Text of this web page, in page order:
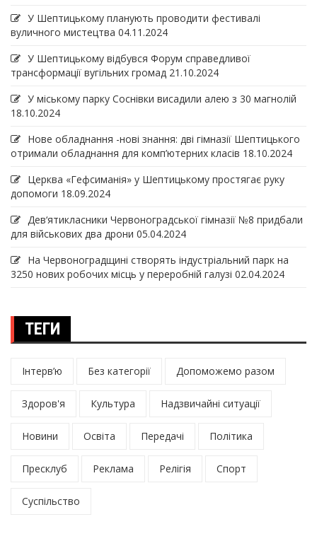
У Шептицькому планують проводити фестивалі
вуличного мистецтва 04.11.2024
У Шептицькому відбувся Форум справедливої
трансформації вугільних громад 21.10.2024
У міському парку Соснівки висадили алею з 30 магнолій
18.10.2024
Нове обладнання -нові знання: дві гімназії Шептицького
отримали обладнання для комп’ютерних класів 18.10.2024
Церква «Гефсиманія» у Шептицькому простягає руку
допомоги 18.09.2024
Дев‘ятикласники Червоноградської гімназії №8 придбали
для військових два дрони 05.04.2024
На Червоноградщині створять індустріальний парк на
3250 нових робочих місць у переробній галузі 02.04.2024
ТЕГИ
Інтерв’ю Без категорії Допоможемо разом
Здоров'я Культура Надзвичайні ситуації
Новини Освіта Передачі Політика
Пресклуб Реклама Релігія Спорт
Суспільство